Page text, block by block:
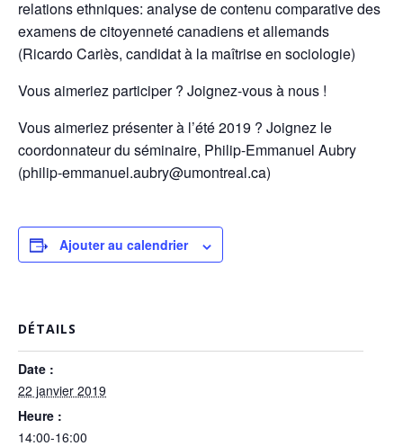
relations ethniques: analyse de contenu comparative des
examens de citoyenneté canadiens et allemands
(Ricardo Cariès, candidat à la maîtrise en sociologie)
Vous aimeriez participer ? Joignez-vous à nous !
Vous aimeriez présenter à l’été 2019 ? Joignez le
coordonnateur du séminaire, Philip-Emmanuel Aubry
(philip-emmanuel.aubry@umontreal.ca)
Ajouter au calendrier
DÉTAILS
Date :
22 janvier 2019
Heure :
14:00-16:00